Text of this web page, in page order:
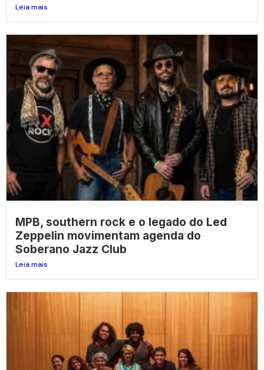
Leia mais
MPB, southern rock e o legado do Led
Zeppelin movimentam agenda do
Soberano Jazz Club
Leia mais